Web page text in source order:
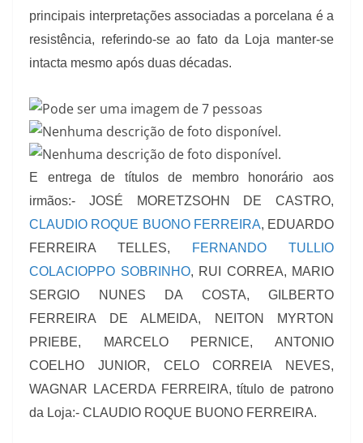
principais interpretações associadas a porcelana é a
resistência, referindo-se ao fato da Loja manter-se
intacta mesmo após duas décadas.
E entrega de títulos de membro honorário aos
irmãos:- JOSÉ MORETZSOHN DE CASTRO,
CLAUDIO ROQUE BUONO FERREIRA, EDUARDO
FERREIRA TELLES,
FERNANDO TULLIO
COLACIOPPO SOBRINHO, RUI CORREA, MARIO
SERGIO NUNES DA COSTA, GILBERTO
FERREIRA DE ALMEIDA, NEITON MYRTON
PRIEBE, MARCELO PERNICE, ANTONIO
COELHO JUNIOR, CELO CORREIA NEVES,
WAGNAR LACERDA FERREIRA, título de patrono
da Loja:- CLAUDIO ROQUE BUONO FERREIRA.